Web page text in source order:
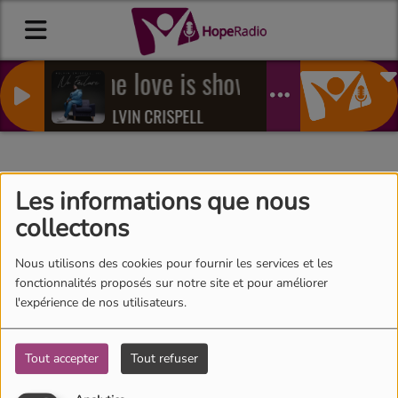
Les informations que nous
collectons
Nous utilisons des cookies pour fournir les services et les
fonctionnalités proposés sur notre site et pour améliorer
l'expérience de nos utilisateurs.
Tout accepter Tout refuser
The love is shows
MELVIN CRISPELL
Move on up the
Mountain